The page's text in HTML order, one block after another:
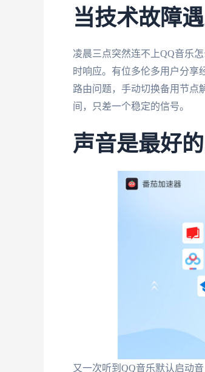
当技术故障
凌晨三点突然连不上QQ音乐
时响应。有位多伦多用户分享
路由问题，手动切换备用节点
间，只差一个稳定的信号。
声音是最好
又一次听到QQ音乐默认启动